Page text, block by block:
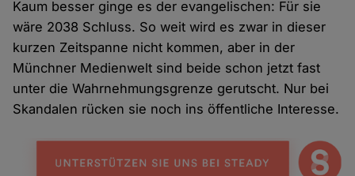
Kaum besser ginge es der evangelischen: Für sie
wäre 2038 Schluss. So weit wird es zwar in dieser
kurzen Zeitspanne nicht kommen, aber in der
Münchner Medienwelt sind beide schon jetzt fast
unter die Wahrnehmungsgrenze gerutscht. Nur bei
Skandalen rücken sie noch ins öffentliche Interesse.